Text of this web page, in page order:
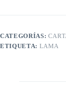
CATEGORÍAS:
ETIQUETA: LAMA